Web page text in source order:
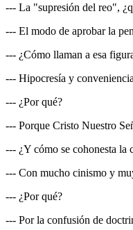
--- La "supresión del reo",
--- El modo de aprobar la
--- ¿Cómo llaman a esa
--- Hipocresía y
--- ¿Por qué?
--- Porque Cristo Nuestro
--- ¿Y cómo se cohonesta la
--- Con mucho cinismo y
--- ¿Por qué?
--- Por la confusión de